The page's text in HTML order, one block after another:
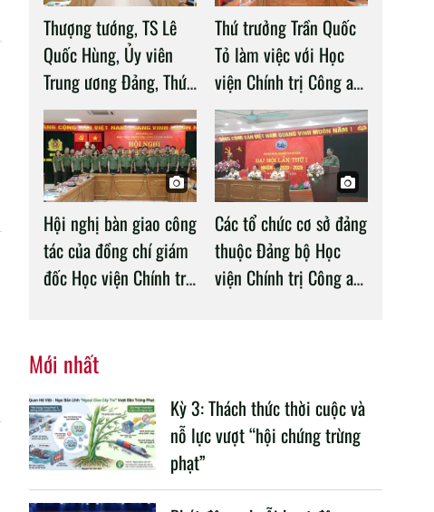
Thượng tướng, TS Lê
Quốc Hùng, Ủy viên
Trung ương Đảng, Thứ
trưởng Bộ Công an làm
việc với Học viện
Chính trị Công an nhân
dân
Thứ trưởng Trần Quốc
Tỏ làm việc với Học
viện Chính trị Công an
nhân dân
Hội nghị bàn giao công
tác của đồng chí giám
đốc Học viện Chính trị
Các tổ chức cơ sở đảng
thuộc Đảng bộ Học
viện Chính trị Công an
Mới nhất
Kỳ 3: Thách thức thời cuộc và
nỗ lực vượt “hội chứng trừng
phạt”